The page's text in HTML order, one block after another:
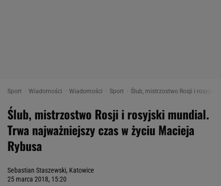
Sport Wiadomości Wiadomości Sport Ślub, mistrzostwo Rosji i rosyjski
Ślub, mistrzostwo Rosji i rosyjski mundial.
Trwa najważniejszy czas w życiu Macieja
Rybusa
Sebastian Staszewski, Katowice
25 marca 2018, 15:20